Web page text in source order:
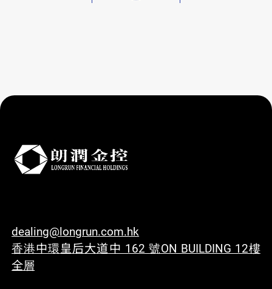
dealing@longrun.com.hk
香港中環皇后大道中 162 號ON BUILDING 12樓
全層